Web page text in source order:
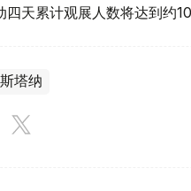
四天累计观展人数将达到约
塔纳